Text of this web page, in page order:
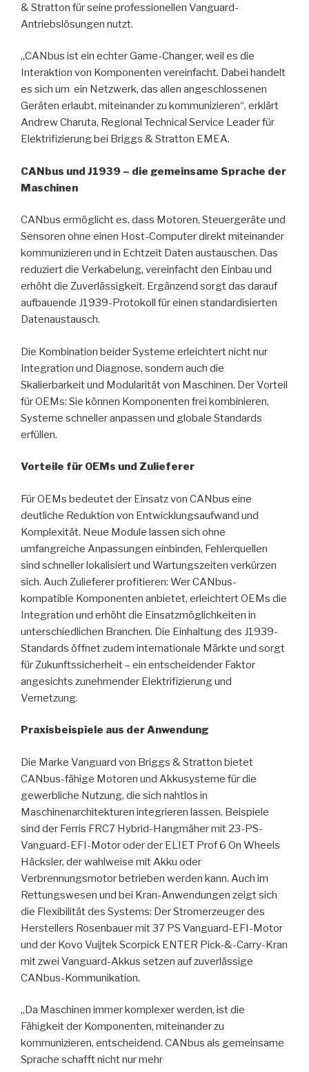
& Stratton für seine professionellen Vanguard-
Antriebslösungen nutzt.
„CANbus ist ein echter Game-Changer, weil es die
Interaktion von Komponenten vereinfacht. Dabei handelt
es sich um ein Netzwerk, das allen angeschlossenen
Geräten erlaubt, miteinander zu kommunizieren“, erklärt
Andrew Charuta, Regional Technical Service Leader für
Elektrifizierung bei Briggs & Stratton EMEA.
CANbus und J1939 – die gemeinsame Sprache der
Maschinen
CANbus ermöglicht es, dass Motoren, Steuergeräte und
Sensoren ohne einen Host-Computer direkt miteinander
kommunizieren und in Echtzeit Daten austauschen. Das
reduziert die Verkabelung, vereinfacht den Einbau und
erhöht die Zuverlässigkeit. Ergänzend sorgt das darauf
aufbauende J1939-Protokoll für einen standardisierten
Datenaustausch.
Die Kombination beider Systeme erleichtert nicht nur
Integration und Diagnose, sondern auch die
Skalierbarkeit und Modularität von Maschinen. Der Vorteil
für OEMs: Sie können Komponenten frei kombinieren,
Systeme schneller anpassen und globale Standards
erfüllen.
Vorteile für OEMs und Zulieferer
Für OEMs bedeutet der Einsatz von CANbus eine
deutliche Reduktion von Entwicklungsaufwand und
Komplexität. Neue Module lassen sich ohne
umfangreiche Anpassungen einbinden, Fehlerquellen
sind schneller lokalisiert und Wartungszeiten verkürzen
sich. Auch Zulieferer profitieren: Wer CANbus-
kompatible Komponenten anbietet, erleichtert OEMs die
Integration und erhöht die Einsatzmöglichkeiten in
unterschiedlichen Branchen. Die Einhaltung des J1939-
Standards öffnet zudem internationale Märkte und sorgt
für Zukunftssicherheit – ein entscheidender Faktor
angesichts zunehmender Elektrifizierung und
Vernetzung.
Praxisbeispiele aus der Anwendung
Die Marke Vanguard von Briggs & Stratton bietet
CANbus-fähige Motoren und Akkusysteme für die
gewerbliche Nutzung, die sich nahtlos in
Maschinenarchitekturen integrieren lassen. Beispiele
sind der Ferris FRC7 Hybrid-Hangmäher mit 23-PS-
Vanguard-EFI-Motor oder der ELIET Prof 6 On Wheels
Häcksler, der wahlweise mit Akku oder
Verbrennungsmotor betrieben werden kann. Auch im
Rettungswesen und bei Kran-Anwendungen zeigt sich
die Flexibilität des Systems: Der Stromerzeuger des
Herstellers Rosenbauer mit 37 PS Vanguard-EFI-Motor
und der Kovo Vuijtek Scorpick ENTER Pick-&-Carry-Kran
mit zwei Vanguard-Akkus setzen auf zuverlässige
CANbus-Kommunikation.
„Da Maschinen immer komplexer werden, ist die
Fähigkeit der Komponenten, miteinander zu
kommunizieren, entscheidend. CANbus als gemeinsame
Sprache schafft nicht nur mehr